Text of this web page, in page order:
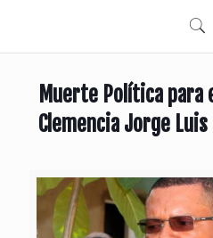
Muerte Política para
Clemencia Jorge